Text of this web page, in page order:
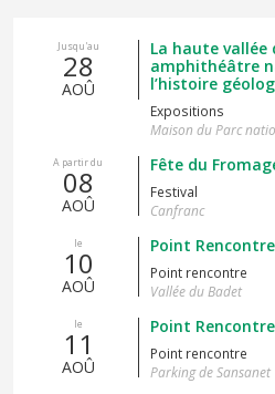
Jusqu'au
28
AOÛ
La haute vallée
amphithéâtre
l’histoire
Expositions
Maison du Parc
A partir du
08
AOÛ
Fête du
Festival
Canfranc
le
10
AOÛ
Point Rencontre
Point rencontre
Vallée du Badet
le
11
AOÛ
Point Rencontre
Point rencontre
Parking de Sansanet